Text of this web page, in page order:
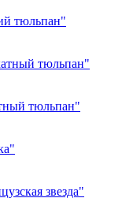
тюльпан"
тюльпан"
тюльпан"
звезда"